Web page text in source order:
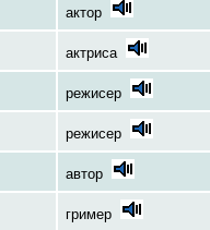
актор
актриса
режисер
режисер
автор
гример